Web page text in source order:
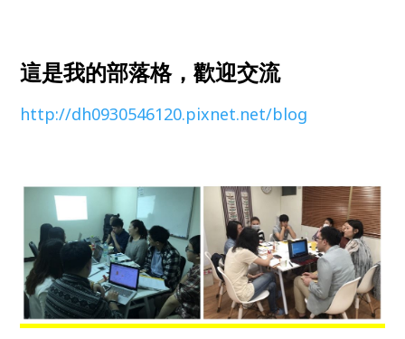
這是我的部落格，歡迎交流
http://dh0930546120.pixnet.net/blog